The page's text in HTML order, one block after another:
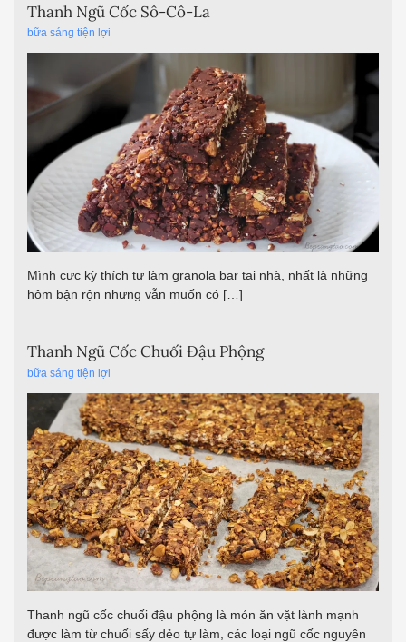
Thanh Ngũ Cốc Sô-Cô-La
bữa sáng tiện lợi
Mình cực kỳ thích tự làm granola bar tại nhà, nhất là những
hôm bận rộn nhưng vẫn muốn có […]
Thanh Ngũ Cốc Chuối Đậu Phộng
bữa sáng tiện lợi
Thanh ngũ cốc chuối đậu phộng là món ăn vặt lành mạnh
được làm từ chuối sấy dẻo tự làm, các loại ngũ cốc nguyên